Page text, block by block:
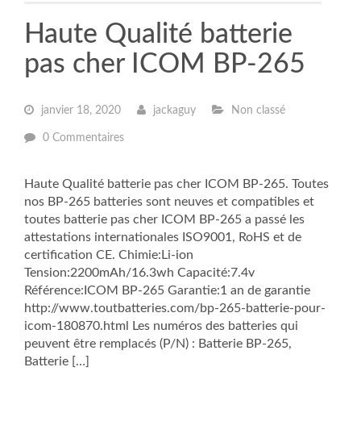
Haute Qualité batterie
pas cher ICOM BP-265
janvier 18, 2020 jackaguy Non classé
0 Commentaires
Haute Qualité batterie pas cher ICOM BP-265. Toutes
nos BP-265 batteries sont neuves et compatibles et
toutes batterie pas cher ICOM BP-265 a passé les
attestations internationales ISO9001, RoHS et de
certification CE. Chimie:Li-ion
Tension:2200mAh/16.3wh Capacité:7.4v
Référence:ICOM BP-265 Garantie:1 an de garantie
http://www.toutbatteries.com/bp-265-batterie-pour-
icom-180870.html Les numéros des batteries qui
peuvent être remplacés (P/N) : Batterie BP-265,
Batterie […]